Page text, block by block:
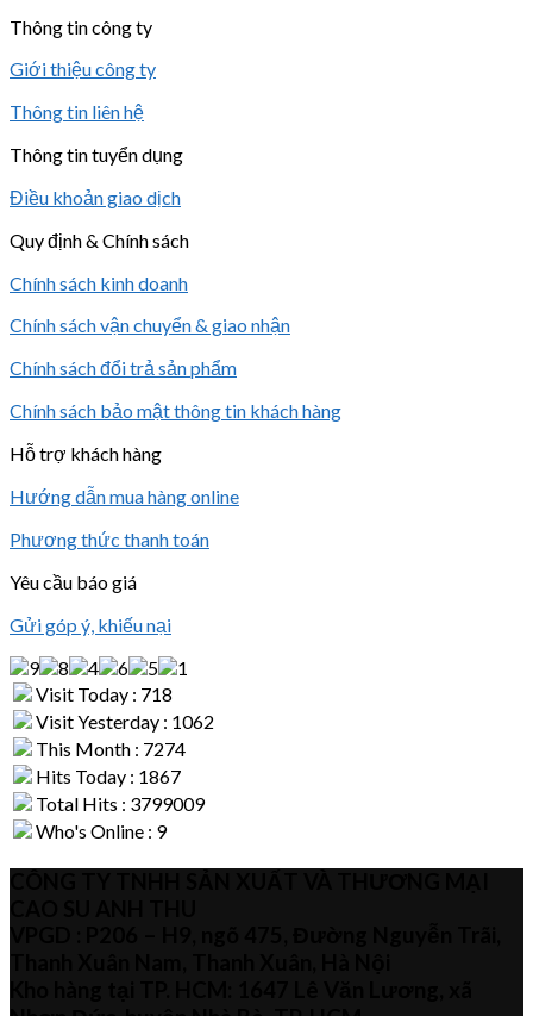
Thông tin công ty
Giới thiệu công ty
Thông tin liên hệ
Thông tin tuyển dụng
Điều khoản giao dịch
Quy định & Chính sách
Chính sách kinh doanh
Chính sách vận chuyển & giao nhận
Chính sách đổi trả sản phẩm
Chính sách bảo mật thông tin khách hàng
Hỗ trợ khách hàng
Hướng dẫn mua hàng online
Phương thức thanh toán
Yêu cầu báo giá
Gửi góp ý, khiếu nại
Visit Today : 718
Visit Yesterday : 1062
This Month : 7274
Hits Today : 1867
Total Hits : 3799009
Who's Online : 9